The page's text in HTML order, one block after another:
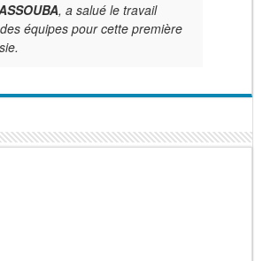
, a salué le travail
équipes pour cette première